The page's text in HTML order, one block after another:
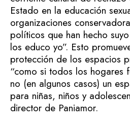
Estado en la educación
organizaciones
políticos que han hecho
los educo yo”. Esto
protección de los espacios
“como si todos los hogares
no (en algunos casos) un
para niñas, niños y
director de Paniamor.